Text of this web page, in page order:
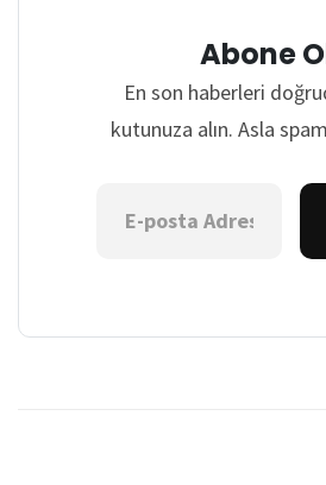
Abone
En son haberleri
kutunuza alın. Asla